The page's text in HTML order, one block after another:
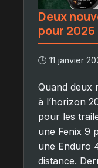
Deux
pour 2026
🕒 11 janvier
Quand deux
à l’horizon
pour les
une Fenix 9
une Enduro
distance.